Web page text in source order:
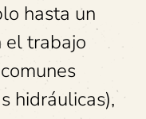
hasta un
el trabajo
hidráulicas),